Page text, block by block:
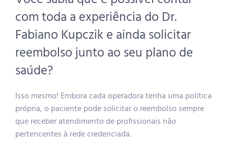
Lesões
lnfiltração
Cirurgia Robótica
com toda a experiência do Dr.
Fabiano Kupczik e ainda solicitar
reembolso junto ao seu plano de
saúde?
Isso mesmo! Embora cada operadora tenha uma política
própria, o paciente pode solicitar o reembolso sempre
que receber atendimento de profissionais não
pertencentes à rede credenciada.